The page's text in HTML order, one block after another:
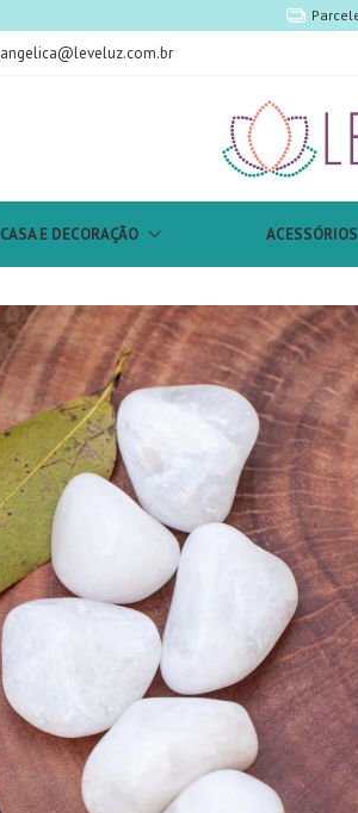
angelica@leveluz.com.br
CASA E DECORAÇÃO ACESSÓRIOS